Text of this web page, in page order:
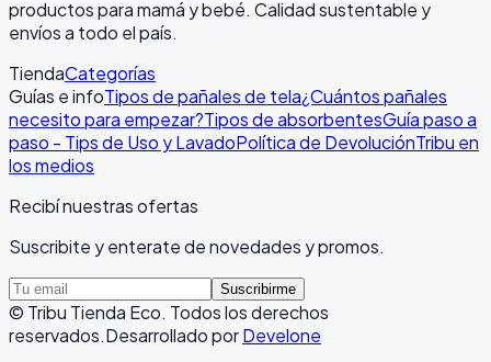
productos para mamá y bebé. Calidad sustentable y
envíos a todo el país.
TiendaCategorías
Guías e infoTipos de pañales de tela¿Cuántos pañales
necesito para empezar?Tipos de absorbentesGuía paso a
paso - Tips de Uso y LavadoPolítica de DevoluciónTribu en
los medios
Recibí nuestras ofertas
Suscribite y enterate de novedades y promos.
Suscribirme
© Tribu Tienda Eco. Todos los derechos
reservados.Desarrollado porDevelone